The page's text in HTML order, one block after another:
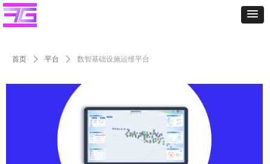
首页 ꄲ 平台 ꄲ 数智基础设施运维平台